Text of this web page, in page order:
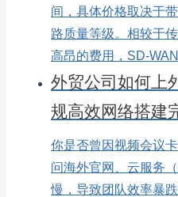
间，具体价格取决于
路质量等级。相较于
高昂的费用，SD-
外贸公司如何上
规高效网络搭建
你是否曾因视频会议
问海外官网、云服务
慢，导致团队效率暴